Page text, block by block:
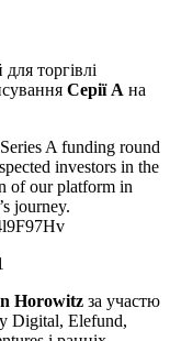
торгівлі
Серії А на
A funding round
investors in the
of our platform in
journey.
Horowitz за участю
Digital, Elefund,